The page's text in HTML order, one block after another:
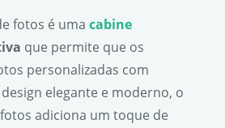
fotos é uma cabine
que permite que os
personalizadas com
elegante e moderno, o
adiciona um toque de